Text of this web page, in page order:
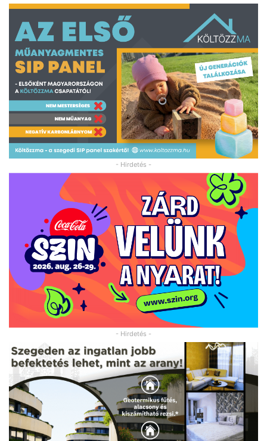
- Hirdetés -
- Hirdetés -